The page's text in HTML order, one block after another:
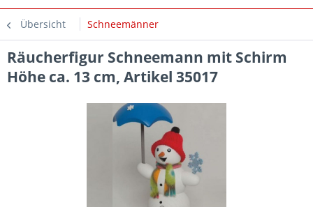
Übersicht Schneemänner
Räucherfigur Schneemann mit Schirm
Höhe ca. 13 cm, Artikel 35017